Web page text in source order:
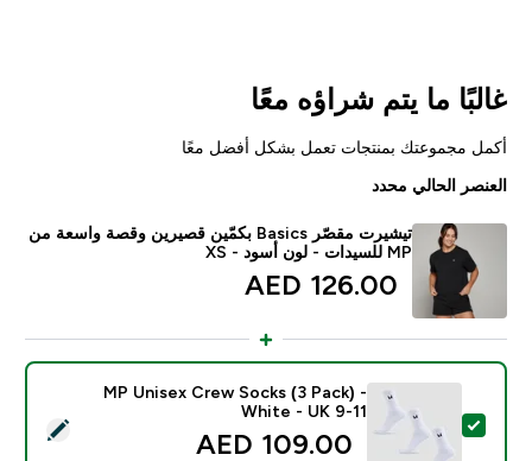
غالبًا ما يتم شراؤه معًا
أكمل مجموعتك بمنتجات تعمل بشكل أفضل معًا
العنصر الحالي محدد
تيشيرت مقصّر Basics بكمّين قصيرين وقصة واسعة من
MP للسيدات - لون أسود - XS
126.00 AED‎
تحديد هذا المنتج - MP Unisex Crew Socks (3 Pack) - White - UK 9-11
MP Unisex Crew Socks (3 Pack) -
White - UK 9-11
109.00 AED‎